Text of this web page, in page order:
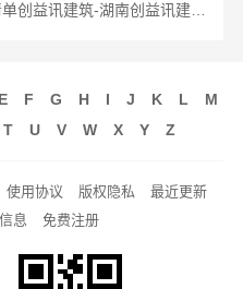
本地全案设计预算清单创益讯建筑-湖南创益讯建筑有限公司
E F G H I J K L
M
T U V W X Y Z
使用协议 版权隐私
最近更新
息 免费注册